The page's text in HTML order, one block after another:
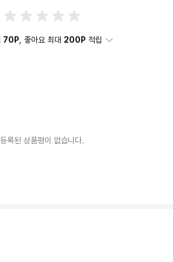
70P , 좋아요 최대 200P 적립
등록된 상품평이 없습니다.